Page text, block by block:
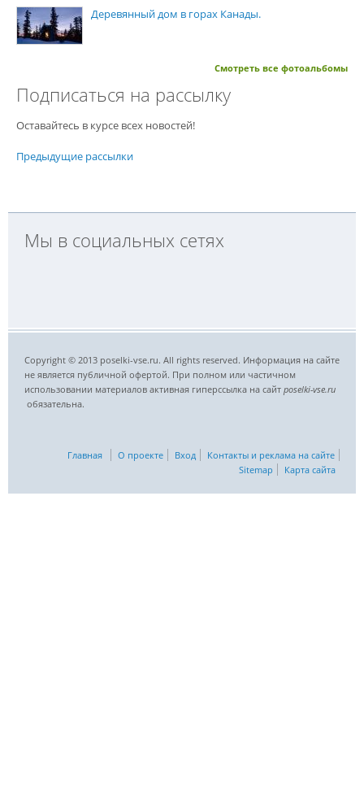
Деревянный дом в горах Канады.
Смотреть все фотоальбомы
Подписаться на рассылку
Оставайтесь в курсе всех новостей!
Предыдущие рассылки
Мы в социальных сетях
Copyright © 2013 poselki-vse.ru. All rights reserved. Информация на сайте
не является публичной офертой. При полном или частичном
использовании материалов активная гиперссылка на сайт poselki-vse.ru​
обязательна.
Главная О проекте Вход
Контакты и реклама на сайте
Sitemap
Карта сайта